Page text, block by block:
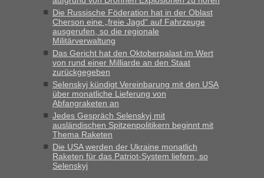
Straßen Kleidung bei der Einreise in die Ukraine
mitnehmen. Es ist gebrauchte Kleidung...“
Berichte und Reisetipps • Re: An welchem
Grenzübergang zwischen Polen und der Ukraine geht es am
schnellsten?
„Wir sind mit unserem Wohnmobil, wie geplant am Montag
15.6. in Krakovets rüber. Sehr zeitig los gegen 5 Uhr in der
Früh. Mit sehr sehr wenig Verkehr, super bis zur Grenze. Nur
8 PKW vor der Schranke....“
Berichte und Reisetipps • Re: An welchem
Grenzübergang zwischen Polen und der Ukraine geht es am
schnellsten?
„Gestern 6 Stunden warten vor der Grenze Richtung Polen
Die Russische Föderation hat in der Oblast
Cherson eine „freie Jagd“ auf Fahrzeuge
ausgerufen, so die regionale
Militärverwaltung
Das Gericht hat den Oktoberpalast im Wert
von rund einer Milliarde an den Staat
zurückgegeben
Selenskyj kündigt Vereinbarung mit den USA
über monatliche Lieferung von
Abfangraketen an
Jedes Gespräch Selenskyj mit
ausländischen Spitzenpolitikern beginnt mit
Thema Raketen
Die USA werden der Ukraine monatlich
Raketen für das Patriot-System liefern, so
Selenskyj